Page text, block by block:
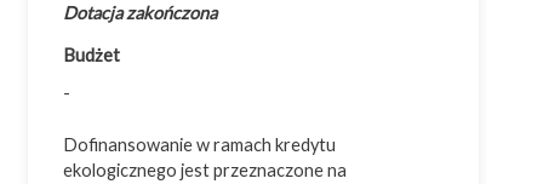
Dotacja zakończona
Budżet
-
Dofinansowanie w ramach kredytu
ekologicznego jest przeznaczone na